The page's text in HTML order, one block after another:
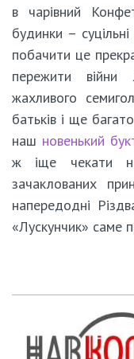
в чарівний
будинки –
побачити це
пережити війни
жахливого
батьків і ще
наш новенький
ж іще чекати на
зачаклованих
напередодні
«Лускунчик» саме